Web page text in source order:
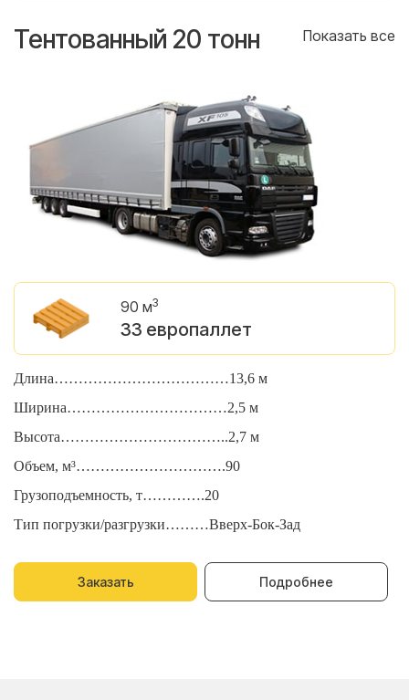
Тентованный 20 тонн Показать все
90 м3
33 европаллет
Длина………………………………13,6 м
Ширина……………………………2,5 м
Высота……………………………..2,7 м
Объем, м³………………………….90
Грузоподъемность, т………….20
Тип погрузки/разгрузки………Вверх-Бок-Зад
Заказать Подробнее